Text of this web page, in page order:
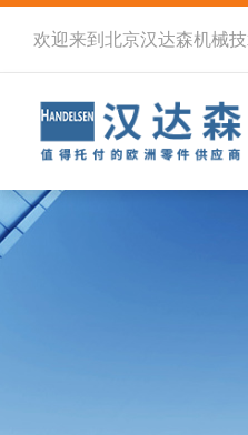
欢迎来到北京汉达森机械技